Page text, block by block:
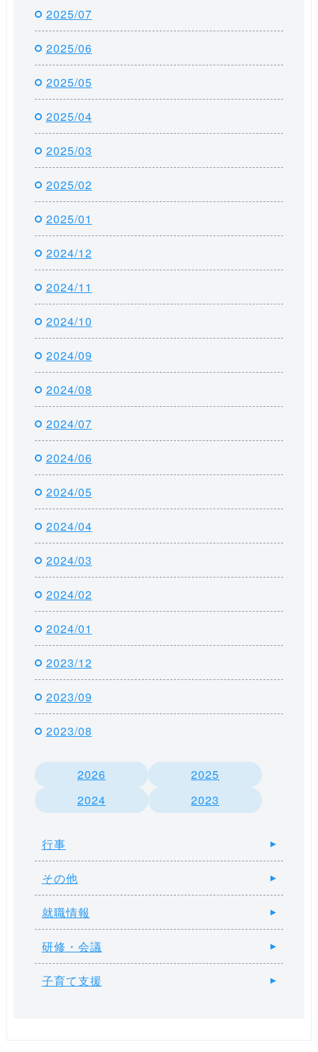
2025/07
2025/06
2025/05
2025/04
2025/03
2025/02
2025/01
2024/12
2024/11
2024/10
2024/09
2024/08
2024/07
2024/06
2024/05
2024/04
2024/03
2024/02
2024/01
2023/12
2023/09
2023/08
2026
2025
2024
2023
行事
その他
就職情報
研修・会議
子育て支援